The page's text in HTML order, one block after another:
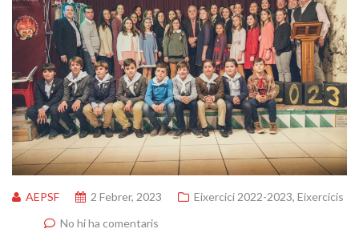
AEPSF 2 Febrer, 2023 Eixercici 2022-2023, Eixercicis
No hi ha comentaris